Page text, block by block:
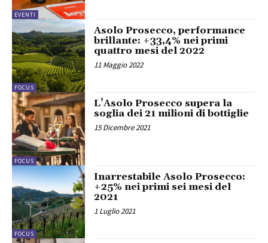
EVENTI
FOCUS
Asolo Prosecco, performance
brillante: +33,4% nei primi
quattro mesi del 2022
11 Maggio 2022
FOCUS
L’Asolo Prosecco supera la
soglia dei 21 milioni di bottiglie
15 Dicembre 2021
FOCUS
Inarrestabile Asolo Prosecco:
+25% nei primi sei mesi del
2021
1 Luglio 2021